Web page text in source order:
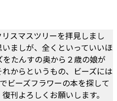
スマスツリーを拝見しまし
ましが、全くといっていいほ
たんすの奥から２歳の娘が
からというもの、ビーズには
ビーズフラワーの本を探して
刊よろしくお願いします。